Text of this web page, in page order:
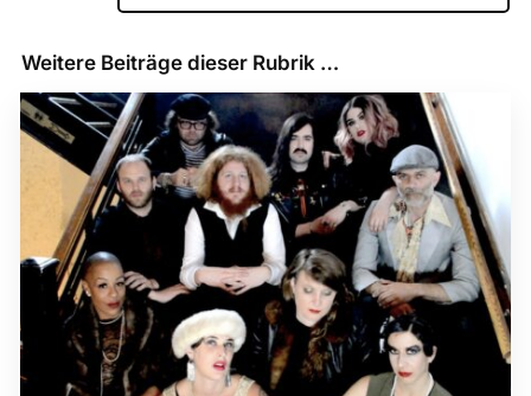
Weitere Beiträge dieser Rubrik …